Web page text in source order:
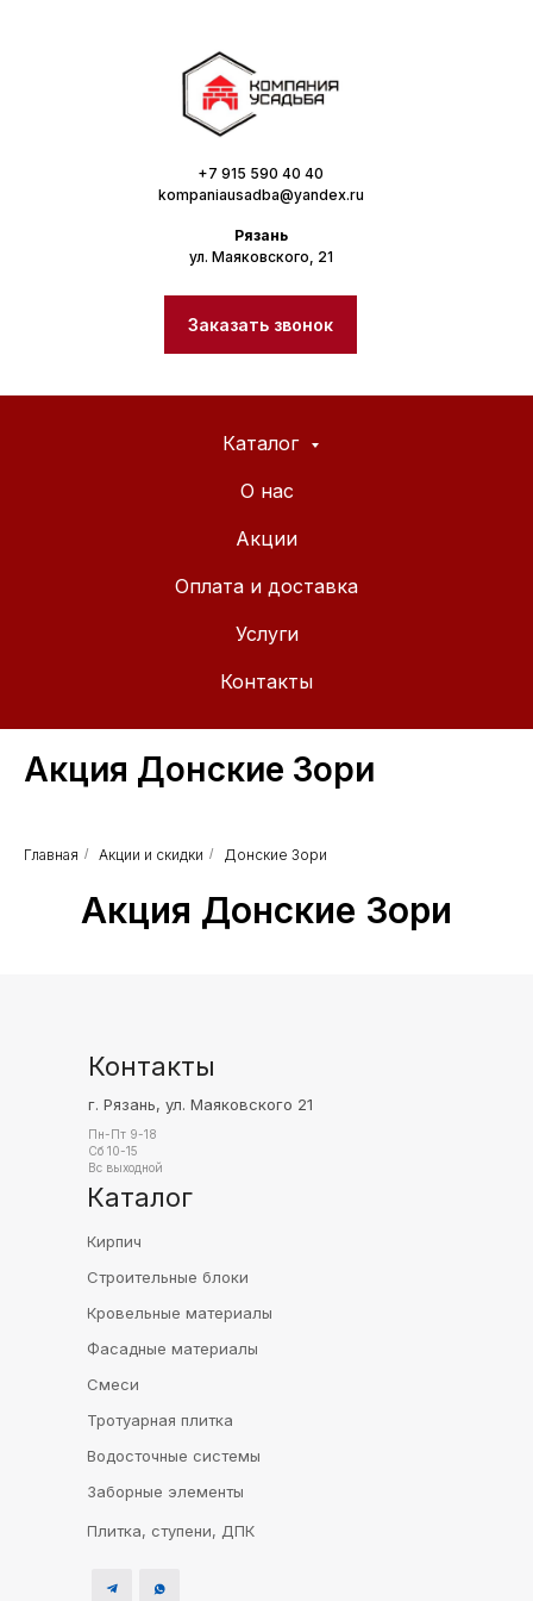
+7 915 590 40 40
kompaniausadba@yandex.ru
Рязань
ул. Маяковского, 21
Заказать звонок
Каталог
О нас
Акции
Оплата и доставка
Услуги
Контакты
Акция Донские Зори
Главная / Акции и скидки / Донские Зори
Акция Донские Зори
Контакты
Каталог
г. Рязань, ул. Маяковского 21
Пн-Пт 9-18
Сб 10-15
Вс выходной
Кирпич
Строительные блоки
Кровельные материалы
Фасадные материалы
Смеси
Тротуарная плитка
Водосточные системы
Заборные элементы
Плитка, ступени, ДПК